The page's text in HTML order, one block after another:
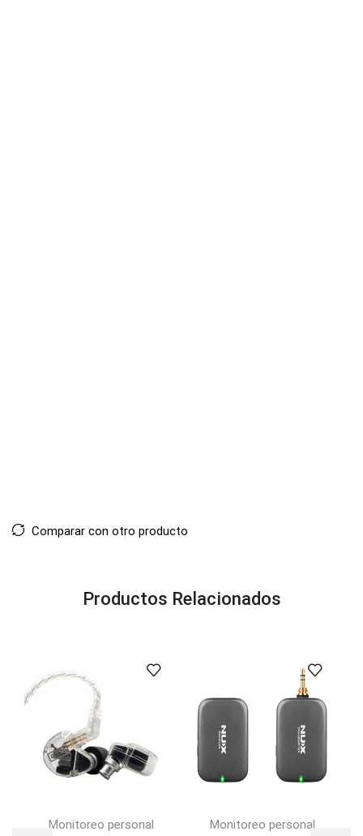
Comparar con otro producto
Productos Relacionados
Monitoreo personal
Monitoreo personal